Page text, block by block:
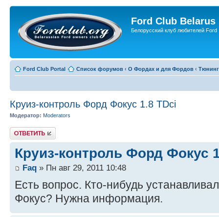
Ford Club Belarus
Белорусский клуб любителей Ford
Ford Club Portal Список форумов ‹ О Фордах и для Фордов ‹ Тюнинг
Круиз-контроль Форд Фокус 1.8 TDci
Модератор: Moderators
Ответить
Круиз-контроль Форд Фокус
Faq » Пн авг 29, 2011 10:48
Есть вопрос. Кто-нибудь
Фокус? Нужна информация.